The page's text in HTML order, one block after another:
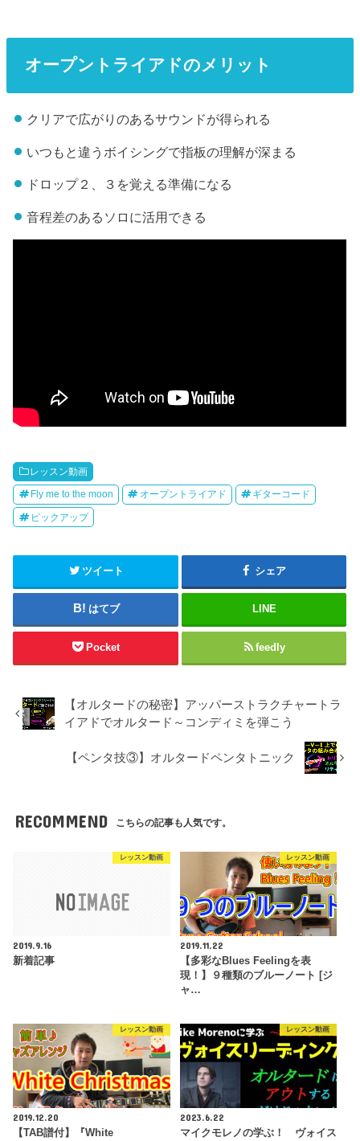
オープントライアドのメリット
クリアで広がりのあるサウンドが得られる
いつもと違うボイシングで指板の理解が深まる
ドロップ２、３を覚える準備になる
音程差のあるソロに活用できる
レッスン動画
Fly me to the moon オープントライアド ギターコード
ピックアップ
ツイート シェア
はてブ LINE
Pocket feedly
【オルタードの秘密】アッパーストラクチャートラ
イアドでオルタード～コンディミを弾こう
【ペンタ技③】オルタードペンタトニック
RECOMMEND こちらの記事も人気です。
レッスン動画
2019.9.16
新着記事
レッスン動画
2019.11.22
【多彩なBlues Feelingを表
現！】９種類のブルーノート [ジ
ャ…
レッスン動画
2019.12.20
【TAB譜付】『White
レッスン動画
2023.6.22
マイクモレノの学ぶ！ ヴォイス